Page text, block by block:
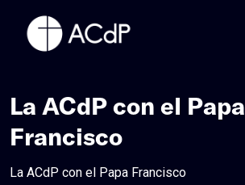
La ACdP con el Papa
Francisco
La ACdP con el Papa Francisco